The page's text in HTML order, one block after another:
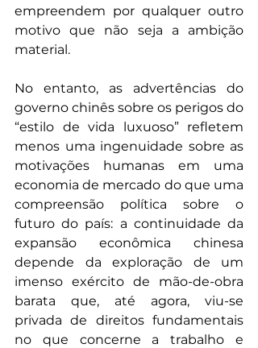
empreendem por qualquer outro
motivo que não seja a ambição
material.
No entanto, as advertências do
governo chinês sobre os perigos do
“estilo de vida luxuoso” refletem
menos uma ingenuidade sobre as
motivações humanas em uma
economia de mercado do que uma
compreensão política sobre o
futuro do país: a continuidade da
expansão econômica chinesa
depende da exploração de um
imenso exército de mão-de-obra
barata que, até agora, viu-se
privada de direitos fundamentais
no que concerne a trabalho e